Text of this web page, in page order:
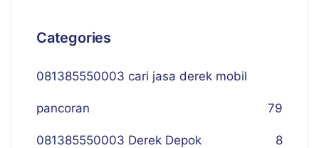
Categories
081385550003 cari jasa derek mobil
pancoran 79
081385550003 Derek Depok 8